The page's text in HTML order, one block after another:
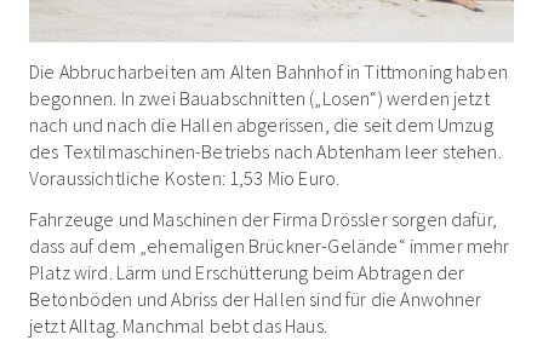
Die Abbrucharbeiten am Alten Bahnhof in Tittmoning haben
begonnen. In zwei Bauabschnitten („Losen“) werden jetzt
nach und nach die Hallen abgerissen, die seit dem Umzug
des Textilmaschinen-Betriebs nach Abtenham leer stehen.
Voraussichtliche Kosten: 1,53 Mio Euro.
Fahrzeuge und Maschinen der Firma Drössler sorgen dafür,
dass auf dem „ehemaligen Brückner-Gelände“ immer mehr
Platz wird. Lärm und Erschütterung beim Abtragen der
Betonböden und Abriss der Hallen sind für die Anwohner
jetzt Alltag. Manchmal bebt das Haus.